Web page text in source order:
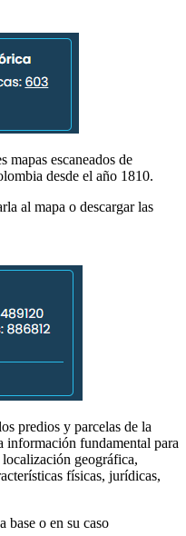
mapas escaneados de
desde el año 1810.
al mapa o descargar las
predios y parcelas de la
información fundamental para
geográfica,
físicas, jurídicas,
base o en su caso